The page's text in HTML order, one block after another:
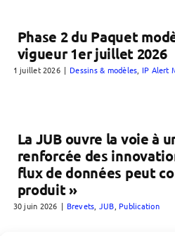
Phase 2 du Paquet
vigueur 1er juillet 2026
1 juillet 2026 | Dessins & modèles IP Alert
La JUB ouvre la voie à
renforcée des
flux de données peut
produit »
30 juin 2026 | Brevets JUB Publication